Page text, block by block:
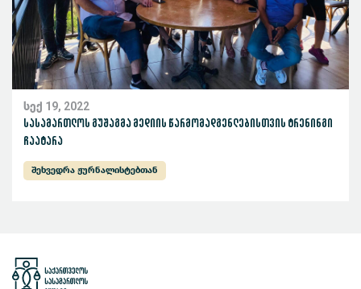
სექ 19, 2022
სასამართლოს გუშაგმა მედიის წარმომადგენლებისთვის ტრენინგი
ჩაატარა
შეხვედრა ჟურნალისტებთან